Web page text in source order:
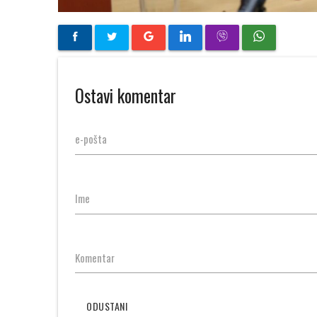
Ostavi komentar
e-pošta
Ime
Komentar
ODUSTANI